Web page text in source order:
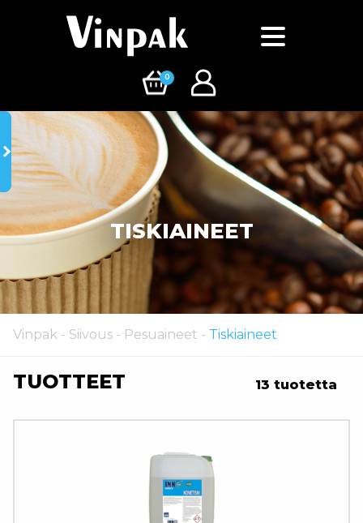
0
TISKIAINEET
Vinpak - Siivous - Pesuaineet - Tiskiaineet
TUOTTEET 13 tuotetta